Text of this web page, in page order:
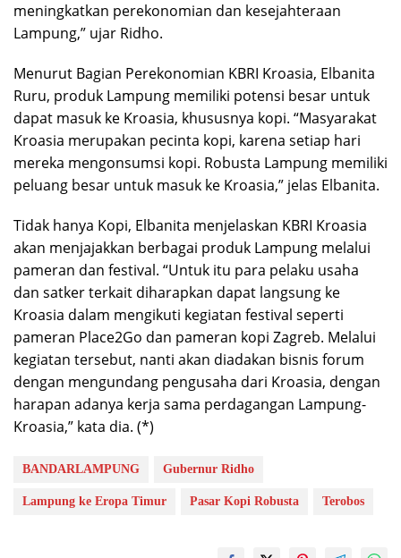
meningkatkan perekonomian dan kesejahteraan
Lampung,” ujar Ridho.
Menurut Bagian Perekonomian KBRI Kroasia, Elbanita
Ruru, produk Lampung memiliki potensi besar untuk
dapat masuk ke Kroasia, khususnya kopi. “Masyarakat
Kroasia merupakan pecinta kopi, karena setiap hari
mereka mengonsumsi kopi. Robusta Lampung memiliki
peluang besar untuk masuk ke Kroasia,” jelas Elbanita.
Tidak hanya Kopi, Elbanita menjelaskan KBRI Kroasia
akan menjajakkan berbagai produk Lampung melalui
pameran dan festival. “Untuk itu para pelaku usaha
dan satker terkait diharapkan dapat langsung ke
Kroasia dalam mengikuti kegiatan festival seperti
pameran Place2Go dan pameran kopi Zagreb. Melalui
kegiatan tersebut, nanti akan diadakan bisnis forum
dengan mengundang pengusaha dari Kroasia, dengan
harapan adanya kerja sama perdagangan Lampung-
Kroasia,” kata dia. (*)
BANDARLAMPUNG Gubernur Ridho
Lampung ke Eropa Timur Pasar Kopi Robusta Terobos